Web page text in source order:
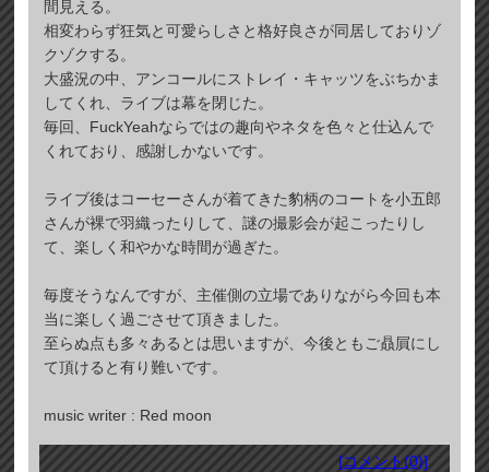
間見える。
相変わらず狂気と可愛らしさと格好良さが同居しておりゾ
クゾクする。
大盛況の中、アンコールにストレイ・キャッツをぶちかま
してくれ、ライブは幕を閉じた。
毎回、FuckYeahならではの趣向やネタを色々と仕込んで
くれており、感謝しかないです。
ライブ後はコーセーさんが着てきた豹柄のコートを小五郎
さんが裸で羽織ったりして、謎の撮影会が起こったりし
て、楽しく和やかな時間が過ぎた。
毎度そうなんですが、主催側の立場でありながら今回も本
当に楽しく過ごさせて頂きました。
至らぬ点も多々あるとは思いますが、今後ともご贔屓にし
て頂けると有り難いです。
music writer : Red moon
[コメント(0)]